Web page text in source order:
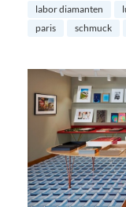
labor diamanten
paris
schmuck